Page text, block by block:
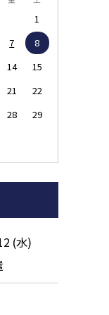
1
7
8
14
15
21
22
28
29
(水)